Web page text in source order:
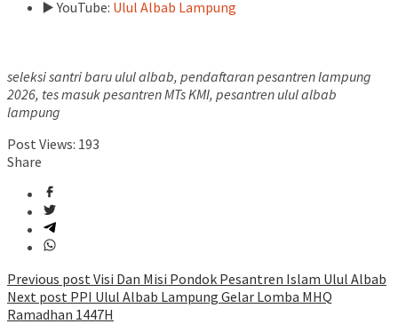
▶️ YouTube: Ulul Albab Lampung
seleksi santri baru ulul albab, pendaftaran pesantren lampung
2026, tes masuk pesantren MTs KMI, pesantren ulul albab
lampung
Post Views: 193
Share
Post
navigation
Previous post Visi Dan Misi Pondok Pesantren Islam Ulul Albab
Next post PPI Ulul Albab Lampung Gelar Lomba MHQ
Ramadhan 1447H